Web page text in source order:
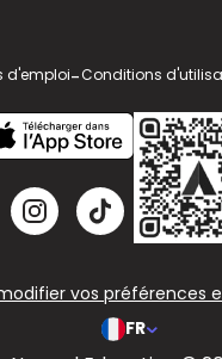
d'emploi-Conditions
vos préférences
FR